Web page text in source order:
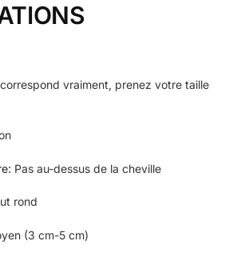
vraiment, prenez votre taille
: Pas au-dessus de la cheville
rond
(3 cm-5 cm)